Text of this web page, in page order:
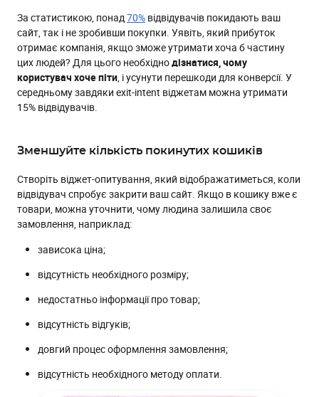
За статистикою, понад70% відвідувачів покидають ваш
сайт, так і не зробивши покупки. Уявіть, який прибуток
отримає компанія, якщо зможе утримати хоча б частину
цих людей? Для цього необхіднодізнатися, чому
користувач хоче піти, і усунути перешкоди для конверсії. У
середньому завдяки exit-intent віджетам можна утримати
15% відвідувачів.
Зменшуйте кількість покинутих кошиків
Створіть віджет-опитування, який відображатиметься, коли
відвідувач спробує закрити ваш сайт. Якщо в кошику вже є
товари, можна уточнити, чому людина залишила своє
замовлення, наприклад:
зависока ціна;
відсутність необхідного розміру;
недостатньо інформації про товар;
відсутність відгуків;
довгий процес оформлення замовлення;
відсутність необхідного методу оплати.